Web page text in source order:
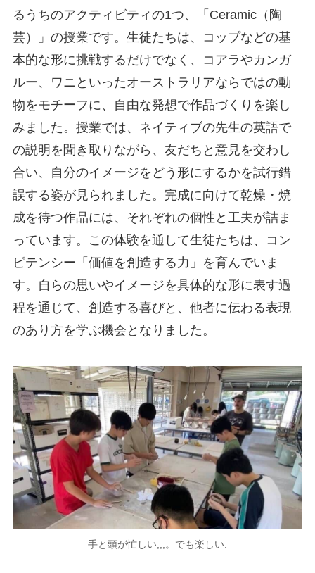
るうちのアクティビティの1つ、「Ceramic（陶
芸）」の授業です。生徒たちは、コップなどの基
本的な形に挑戦するだけでなく、コアラやカンガ
ルー、ワニといったオーストラリアならではの動
物をモチーフに、自由な発想で作品づくりを楽し
みました。授業では、ネイティブの先生の英語で
の説明を聞き取りながら、友だちと意見を交わし
合い、自分のイメージをどう形にするかを試行錯
誤する姿が見られました。完成に向けて乾燥・焼
成を待つ作品には、それぞれの個性と工夫が詰ま
っています。この体験を通して生徒たちは、コン
ピテンシー「価値を創造する力」を育んでいま
す。自らの思いやイメージを具体的な形に表す過
程を通じて、創造する喜びと、他者に伝わる表現
のあり方を学ぶ機会となりました。
手と頭が忙しい,,,。でも楽しい.